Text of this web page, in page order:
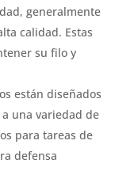
generalmente
calidad. Estas
su filo y
están diseñados
una variedad de
para tareas de
defensa